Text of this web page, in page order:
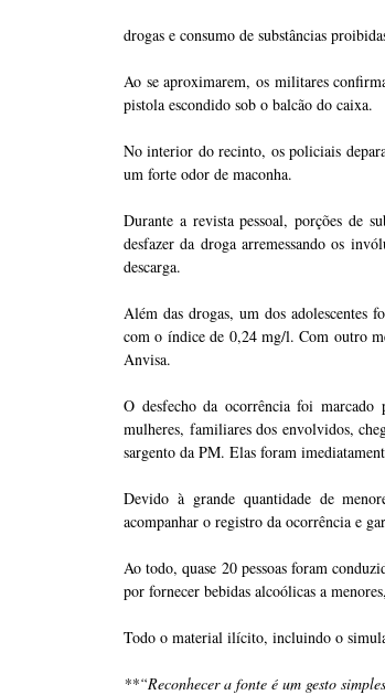
drogas e consumo de substâncias
Ao se aproximarem, os militares
pistola escondido sob o balcão do caixa.
No interior do recinto, os policiais
um forte odor de maconha.
Durante a revista pessoal, porções de
desfazer da droga arremessando os
descarga.
Além das drogas, um dos adolescentes
com o índice de 0,24 mg/l. Com outro
Anvisa.
O desfecho da ocorrência foi marcado
mulheres, familiares dos envolvidos,
sargento da PM. Elas foram
Devido à grande quantidade de
acompanhar o registro da ocorrência e
Ao todo, quase 20 pessoas foram
por fornecer bebidas alcoólicas a
Todo o material ilícito, incluindo o
**“Reconhecer a fonte é um gesto